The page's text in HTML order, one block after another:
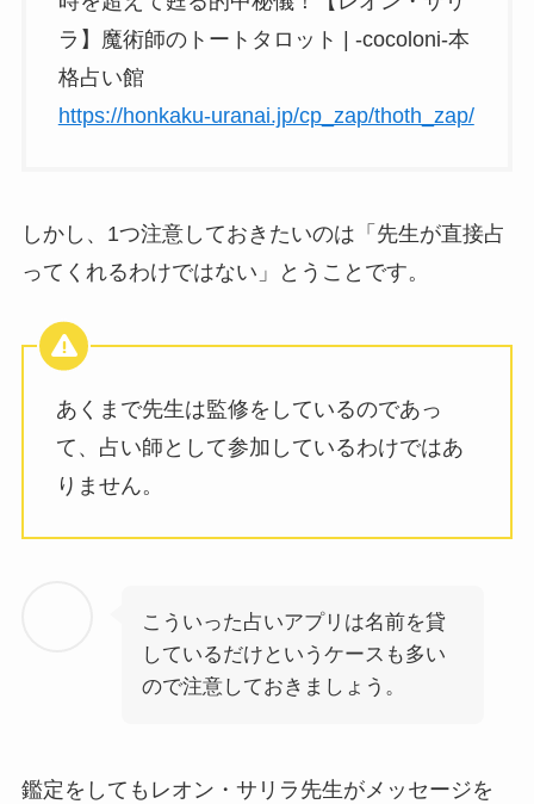
ラ】魔術師のトートタロット | -cocoloni-本
格占い館
https://honkaku-uranai.jp/cp_zap/thoth_zap/
しかし、1つ注意しておきたいのは「先生が直接占
ってくれるわけではない」とうことです。
あくまで先生は監修をしているのであっ
て、占い師として参加しているわけではあ
りません。
こういった占いアプリは名前を貸
しているだけというケースも多い
ので注意しておきましょう。
鑑定をしてもレオン・サリラ先生がメッセージを